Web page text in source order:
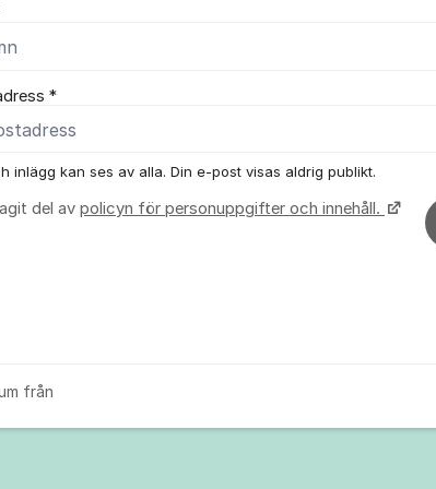
*
inlägg kan ses av alla. Din e-post visas aldrig publikt.
del av policyn för personuppgifter och innehåll.
från